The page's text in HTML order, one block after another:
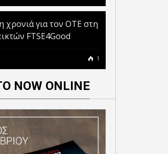
χρονιά για τον ΟΤΕ στη
FTSE4Good
1
NOW ONLINE